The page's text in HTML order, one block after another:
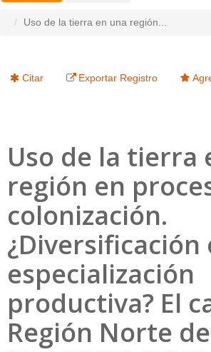
Uso de la tierra en una región...
Citar Exportar Registro
Uso de la tierra
región en
colonización.
¿Diversificación
especialización
productiva? El
Región Norte